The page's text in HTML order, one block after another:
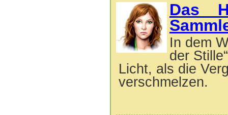
Das
In dem
der
Licht, als die
verschmelzen.